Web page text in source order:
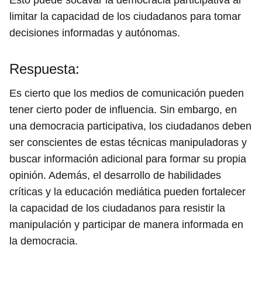
limitar la capacidad de los ciudadanos para tomar
decisiones informadas y autónomas.
Respuesta:
Es cierto que los medios de comunicación pueden
tener cierto poder de influencia. Sin embargo, en
una democracia participativa, los ciudadanos deben
ser conscientes de estas técnicas manipuladoras y
buscar información adicional para formar su propia
opinión. Además, el desarrollo de habilidades
críticas y la educación mediática pueden fortalecer
la capacidad de los ciudadanos para resistir la
manipulación y participar de manera informada en
la democracia.